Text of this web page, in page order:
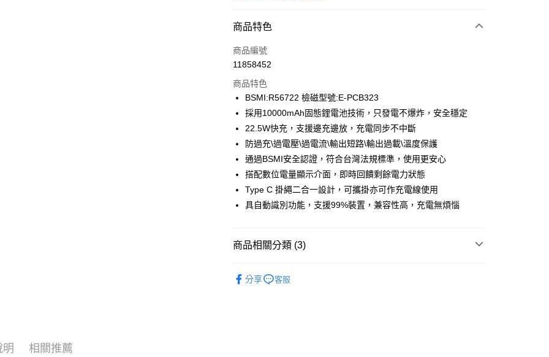
合作金庫商業銀行
華南商業銀行
上海商業儲蓄銀行
國泰世華商業銀行
兆豐國際商業銀行
臺灣中小企業銀行
台中商業銀行
聯邦商業銀行
遠東國際商業銀行
元大商業銀行
永豐商業銀行
玉山商業銀行
星展（台灣）商業銀行
台新國際商業銀行
中國信託商業銀行
台灣樂天信用卡公司
LINE Pay
Apple Pay
悠遊付
ATM付款
運送方式
付款後萊爾富取貨
商品特色
商品編號
11858452
商品特色
BSMI:R56722 檢磁型號:E-PCB323
採用10000mAh固態鋰電池技術，只發電不爆炸，安全穩定
22.5W快充，支援邊充邊放，充電同步不中斷
防過充\過電壓\過電流\輸出短路\輸出過載\溫度保護
通過BSMI安全認證，符合台灣法規標準，使用更安心
搭配數位電量顯示介面，即時回饋剩餘電力狀態
Type C 掛繩二合一設計，可攜掛亦可作充電線使用
具自動識別功能，支援99%裝置，兼容性高，充電無煩惱
商品相關分類 (3)
分享 客服
明 相關推薦